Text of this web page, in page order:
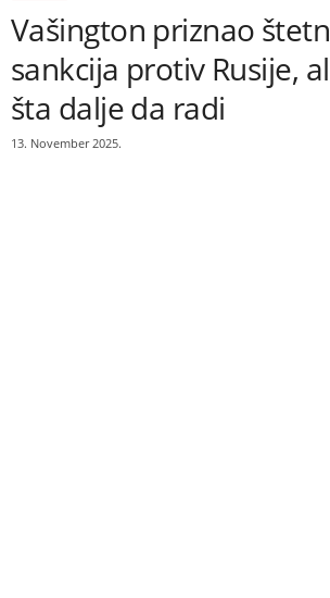
Vašington priznao
sankcija protiv Rusije,
šta dalje da radi
13. November 2025.